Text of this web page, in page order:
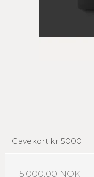
Gavekort kr 5000
5.000,00 NOK